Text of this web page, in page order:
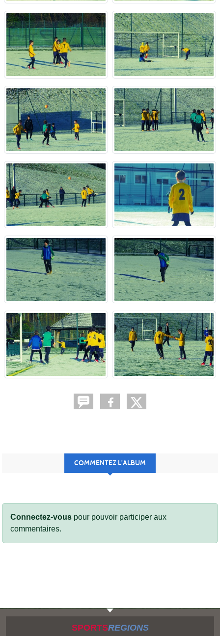
COMMENTEZ L'ALBUM
Connectez-vous pour pouvoir participer aux
commentaires.
SPORTSREGIONS